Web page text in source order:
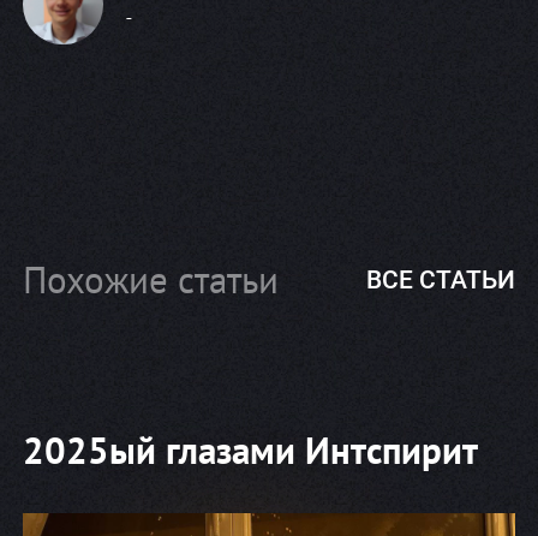
-
Похожие статьи ВСЕ СТАТЬИ
2025ый глазами Интспирит